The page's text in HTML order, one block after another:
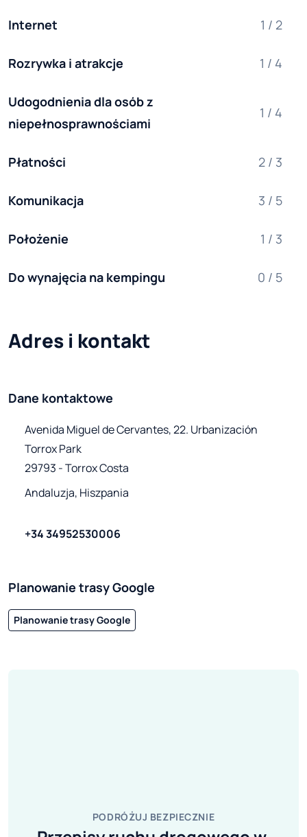
Internet 1 / 2
Rozrywka i atrakcje 1 / 4
Udogodnienia dla osób z
niepełnosprawnościami
1 / 4
Płatności 2 / 3
Komunikacja 3 / 5
Położenie 1 / 3
Do wynajęcia na kempingu 0 / 5
Adres i kontakt
Dane kontaktowe
Avenida Miguel de Cervantes, 22. Urbanización
Torrox Park
29793 - Torrox Costa
Andaluzja, Hiszpania
+34 34952530006
Planowanie trasy Google
Planowanie trasy Google
PODRÓŻUJ BEZPIECZNIE